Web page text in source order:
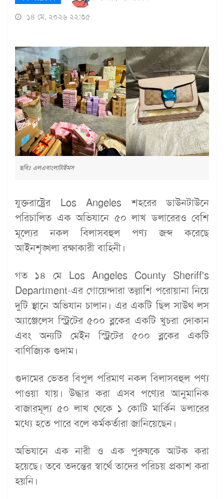
১৪ মে, ২০২৬ ২২:৩৫
ছবিঃ এলএবাংলাটাইমস
যুক্তরাষ্ট্রের Los Angeles শহরের ডাউনটাউনে
পরিচালিত এক অভিযানে ৫০ লাখ ডলারেরও বেশি
মূল্যের নকল বিলাসবহুল পণ্য জব্দ করেছে
আইনশৃঙ্খলা রক্ষাকারী বাহিনী।
গত ১৪ মে Los Angeles County Sheriff's
Department-এর গোয়েন্দারা তল্লাশি পরোয়ানা নিয়ে
দুটি স্থানে অভিযান চালান। এর একটি ছিল সাউথ লস
অ্যাঞ্জেলেস স্ট্রিটের ৫০০ ব্লকের একটি খুচরা দোকান
এবং অন্যটি মেইন স্ট্রিটের ৫০০ ব্লকের একটি
বাণিজ্যিক গুদাম।
গুদামের ভেতর বিপুল পরিমাণ নকল বিলাসবহুল পণ্য
পাওয়া যায়। উদ্ধার করা এসব পণ্যের আনুমানিক
বাজারমূল্য ৫০ লাখ থেকে ১ কোটি মার্কিন ডলারের
মধ্যে হতে পারে বলে কর্মকর্তারা জানিয়েছেন।
অভিযানে এক নারী ও এক পুরুষকে আটক করা
হয়েছে। তবে তদন্তের স্বার্থে তাদের পরিচয় প্রকাশ করা
হয়নি।